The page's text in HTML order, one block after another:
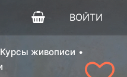
ВОЙТИ
Курсы живописи